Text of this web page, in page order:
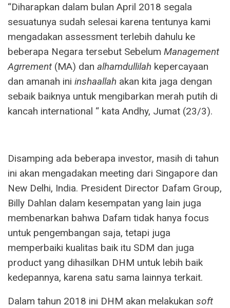
“Diharapkan dalam bulan April 2018 segala
sesuatunya sudah selesai karena tentunya kami
mengadakan assessment terlebih dahulu ke
beberapa Negara tersebut Sebelum Management
Agrrement (MA) dan alhamdullilah kepercayaan
dan amanah ini inshaallah akan kita jaga dengan
sebaik baiknya untuk mengibarkan merah putih di
kancah international “ kata Andhy, Jumat (23/3).
Disamping ada beberapa investor, masih di tahun
ini akan mengadakan meeting dari Singapore dan
New Delhi, India. President Director Dafam Group,
Billy Dahlan dalam kesempatan yang lain juga
membenarkan bahwa Dafam tidak hanya focus
untuk pengembangan saja, tetapi juga
memperbaiki kualitas baik itu SDM dan juga
product yang dihasilkan DHM untuk lebih baik
kedepannya, karena satu sama lainnya terkait.
Dalam tahun 2018 ini DHM akan melakukan soft